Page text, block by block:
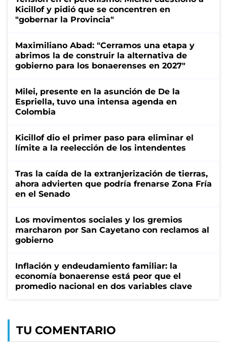
Kicillof y pidió que se concentren en
"gobernar la Provincia"
Maximiliano Abad: "Cerramos una etapa y
abrimos la de construir la alternativa de
gobierno para los bonaerenses en 2027"
Milei, presente en la asunción de De la
Espriella, tuvo una intensa agenda en
Colombia
Kicillof dio el primer paso para eliminar el
límite a la reelección de los intendentes
Tras la caída de la extranjerización de tierras,
ahora advierten que podría frenarse Zona Fría
en el Senado
Los movimentos sociales y los gremios
marcharon por San Cayetano con reclamos al
gobierno
Inflación y endeudamiento familiar: la
economía bonaerense está peor que el
promedio nacional en dos variables clave
TU COMENTARIO